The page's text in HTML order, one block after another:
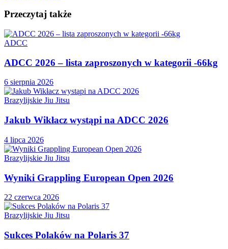
Przeczytaj także
ADCC
ADCC 2026 – lista zaproszonych w kategorii -66kg
6 sierpnia 2026
Brazylijskie Jiu Jitsu
Jakub Wikłacz wystąpi na ADCC 2026
4 lipca 2026
Brazylijskie Jiu Jitsu
Wyniki Grappling European Open 2026
22 czerwca 2026
Brazylijskie Jiu Jitsu
Sukces Polaków na Polaris 37